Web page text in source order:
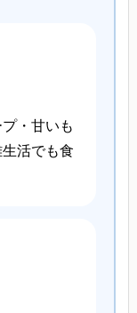
・甘いも
活でも食